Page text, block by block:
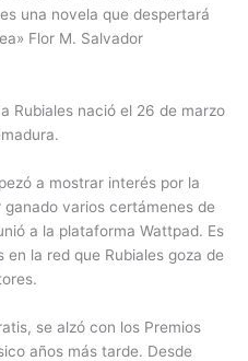
una novela que despertará
Flor M. Salvador
Rubiales nació el 26 de marzo
a mostrar interés por la
varios certámenes de
a la plataforma Wattpad. Es
la red que Rubiales goza de
se alzó con los Premios
años más tarde. Desde